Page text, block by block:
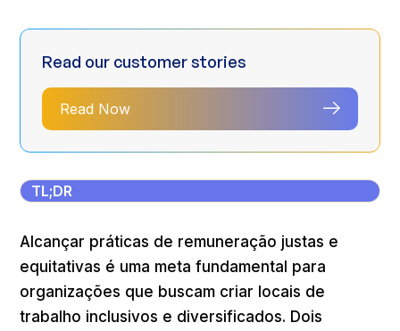
Read our customer stories
Read Now
TL;DR
Alcançar práticas de remuneração justas e
equitativas é uma meta fundamental para
organizações que buscam criar locais de
trabalho inclusivos e diversificados. Dois